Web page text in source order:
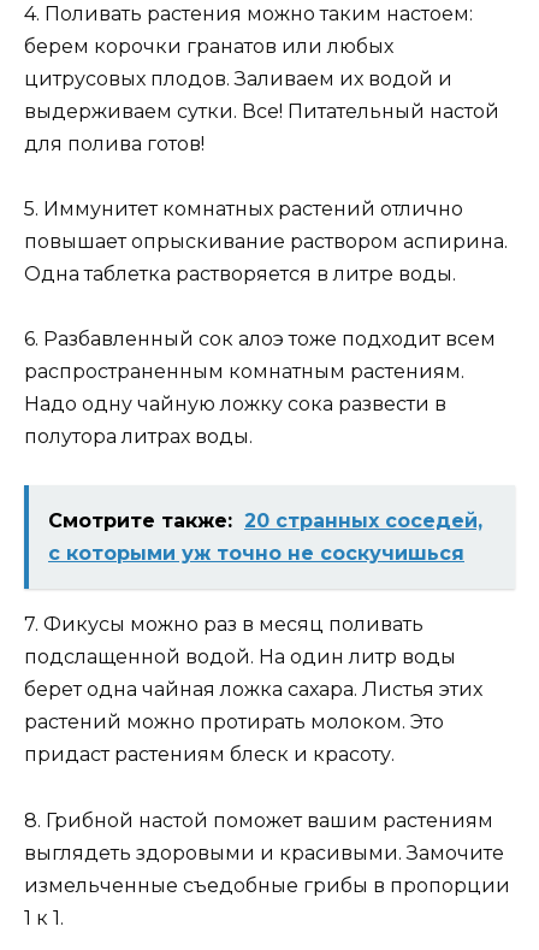
4. Поливать растения можно таким настоем:
берем корочки гранатов или любых
цитрусовых плодов. Заливаем их водой и
выдерживаем сутки. Все! Питательный настой
для полива готов!
5. Иммунитет комнатных растений отлично
повышает опрыскивание раствором аспирина.
Одна таблетка растворяется в литре воды.
6. Разбавленный сок алоэ тоже подходит всем
распространенным комнатным растениям.
Надо одну чайную ложку сока развести в
полутора литрах воды.
Смотрите также: 20 странных соседей,
с которыми уж точно не соскучишься
7. Фикусы можно раз в месяц поливать
подслащенной водой. На один литр воды
берет одна чайная ложка сахара. Листья этих
растений можно протирать молоком. Это
придаст растениям блеск и красоту.
8. Грибной настой поможет вашим растениям
выглядеть здоровыми и красивыми. Замочите
измельченные съедобные грибы в пропорции
1 к 1.